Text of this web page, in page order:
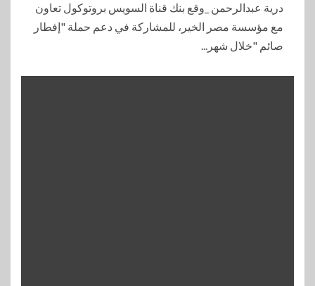
درية عبدالرحمن _وقع بنك قناة السويس بروتوكول تعاون
مع مؤسسة مصر الخير، للمشاركة في دعم حملة "إفطار
صائم "خلال شهر...